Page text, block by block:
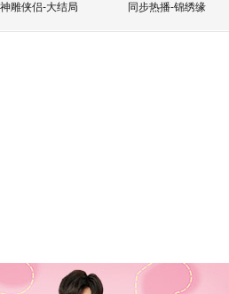
神雕侠侣-大结局 同步热播-锦绣缘